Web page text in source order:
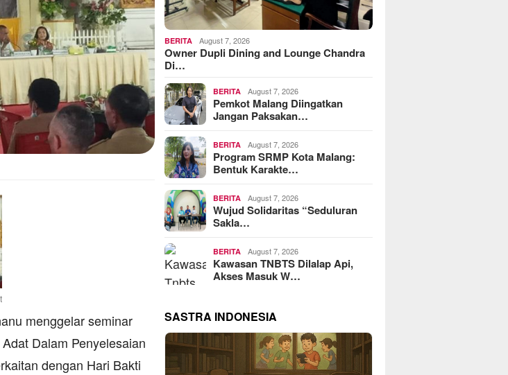
menggelar seminar
Dalam Penyelesaian
dengan Hari Bakti
BERITA August 7, 2026
Owner Dupli Dining and Lounge Chandra
Di…
BERITA August 7, 2026
Pemkot Malang Diingatkan
Jangan Paksakan…
BERITA August 7, 2026
Program SRMP Kota Malang:
Bentuk Karakte…
BERITA August 7, 2026
Wujud Solidaritas “Seduluran
Sakla…
BERITA August 7, 2026
Kawasan TNBTS Dilalap Api,
Akses Masuk W…
SASTRA INDONESIA